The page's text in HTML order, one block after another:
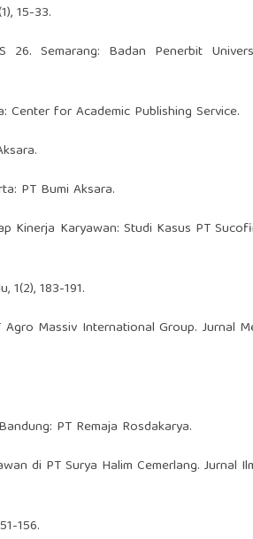
15-33.
26. Semarang: Badan Penerbit
Center for Academic Publishing Service.
PT Bumi Aksara.
Kinerja Karyawan: Studi Kasus PT
1(2), 183-191.
Massiv International Group. Jurnal
PT Remaja Rosdakarya.
di PT Surya Halim Cemerlang. Jurnal
156.